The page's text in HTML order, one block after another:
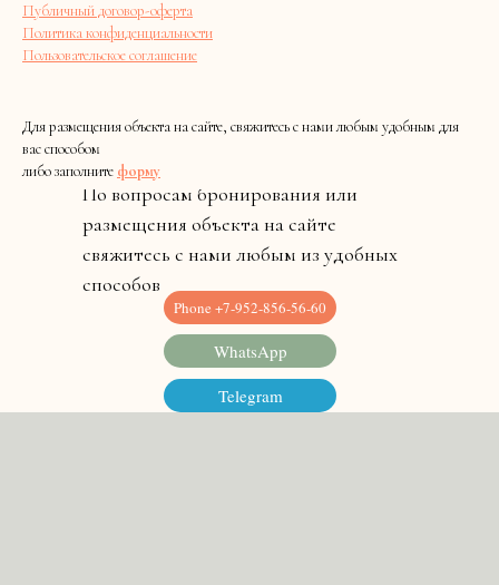
Публичный договор-оферта
Политика конфиденциальности
Пользовательское соглашение
Для размещения объекта на сайте, свяжитесь с нами любым удобным для
вас способом
либо заполните форму
WhatsApp
Telegram
Phone +7-952-856-56-60
По вопросам бронирования или
размещения объекта на сайте
свяжитесь с нами любым из удобных
способов